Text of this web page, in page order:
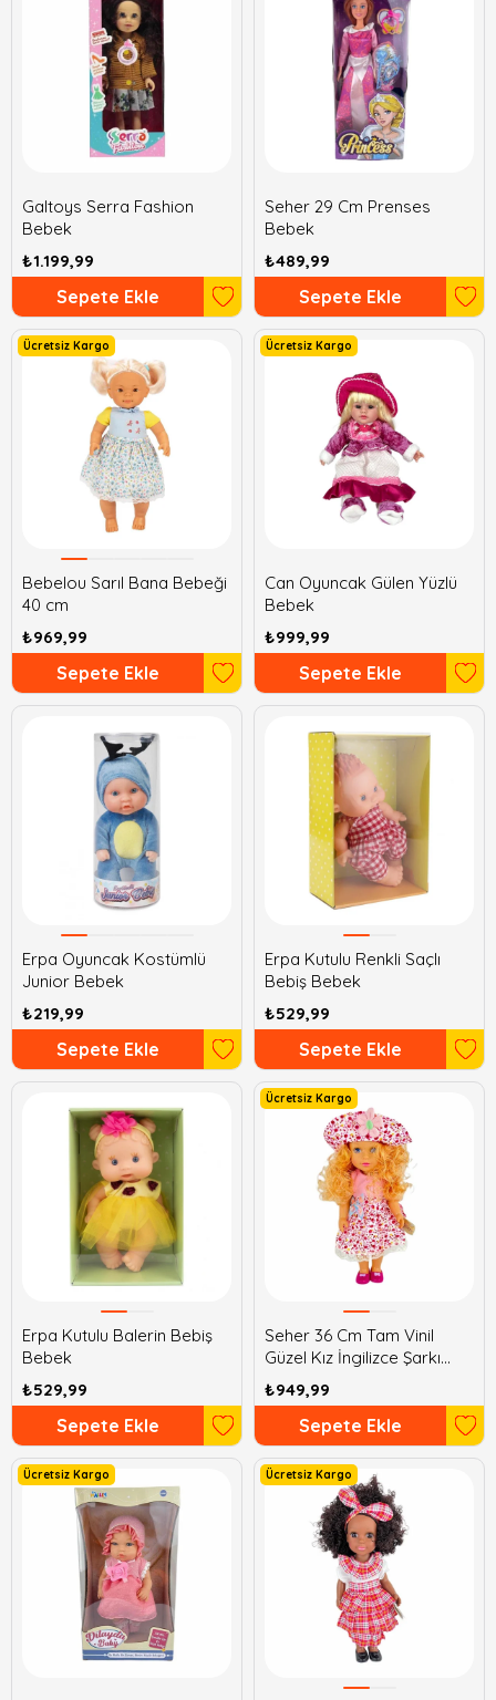
Galtoys Serra Fashion
Bebek
₺1.199,99
Sepete Ekle
Seher 29 Cm Prenses
Bebek
₺489,99
Sepete Ekle
Bebelou Sarıl Bana Bebeği
40 cm
₺969,99
Ücretsiz Kargo
Sepete Ekle
Can Oyuncak Gülen Yüzlü
Bebek
₺999,99
Ücretsiz Kargo
Sepete Ekle
Erpa Oyuncak Kostümlü
Junior Bebek
₺219,99
Sepete Ekle
Erpa Kutulu Renkli Saçlı
Bebiş Bebek
₺529,99
Sepete Ekle
Erpa Kutulu Balerin Bebiş
Bebek
₺529,99
Sepete Ekle
Seher 36 Cm Tam Vinil
Güzel Kız İngilizce Şarkı
Söyleyen Bebek
₺949,99
Ücretsiz Kargo
Sepete Ekle
Ücretsiz Kargo Ücretsiz Kargo